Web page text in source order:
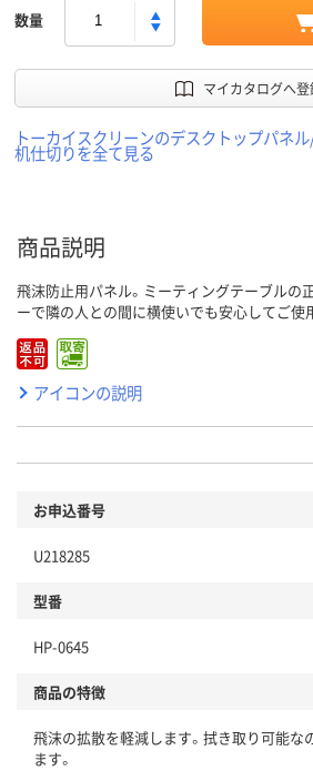
数量
マイカタログへ登
トーカイスクリーンのデスクトップパネ
机仕切りを全て見る
商品説明
飛沫防止用パネル。ミーティングテーブルの
ーで隣の人との間に横使いでも安心してご使
アイコンの説明
お申込番号
U218285
型番
HP-0645
商品の特徴
飛沫の拡散を軽減します。拭き取り可能な
ます。